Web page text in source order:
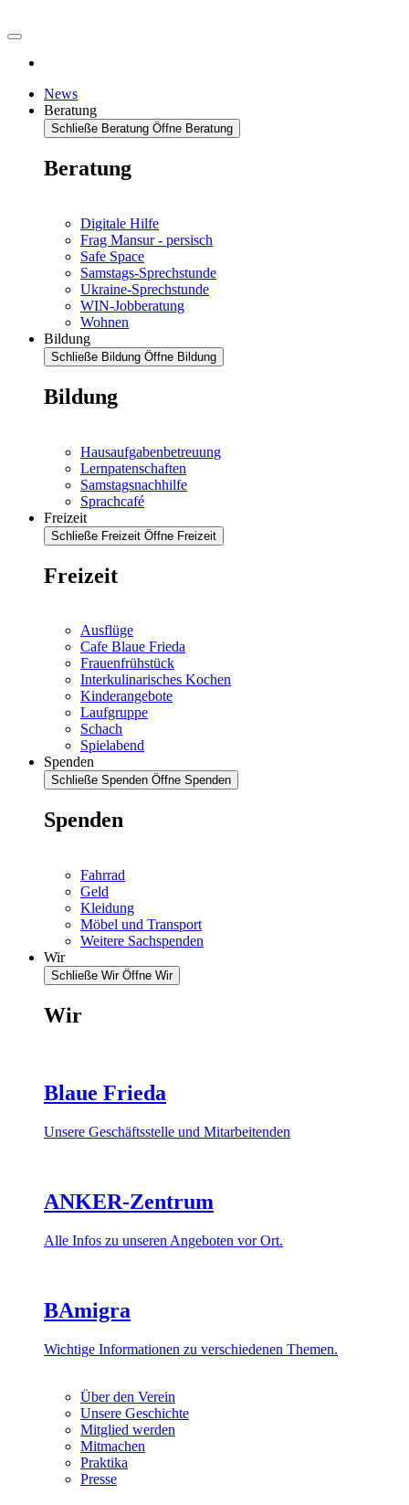
News
Beratung
Schließe Beratung Öffne Beratung
Beratung
Digitale Hilfe
Frag Mansur - persisch
Safe Space
Samstags-Sprechstunde
Ukraine-Sprechstunde
WIN-Jobberatung
Wohnen
Bildung
Schließe Bildung Öffne Bildung
Bildung
Hausaufgabenbetreuung
Lernpatenschaften
Samstagsnachhilfe
Sprachcafé
Freizeit
Schließe Freizeit Öffne Freizeit
Freizeit
Ausflüge
Cafe Blaue Frieda
Frauenfrühstück
Interkulinarisches Kochen
Kinderangebote
Laufgruppe
Schach
Spielabend
Spenden
Schließe Spenden Öffne Spenden
Spenden
Fahrrad
Geld
Kleidung
Möbel und Transport
Weitere Sachspenden
Wir
Schließe Wir Öffne Wir
Wir
Blaue Frieda
Unsere Geschäftsstelle und Mitarbeitenden
ANKER-Zentrum
Alle Infos zu unseren Angeboten vor Ort.
BAmigra
Wichtige Informationen zu verschiedenen Themen.
Über den Verein
Unsere Geschichte
Mitglied werden
Mitmachen
Praktika
Presse